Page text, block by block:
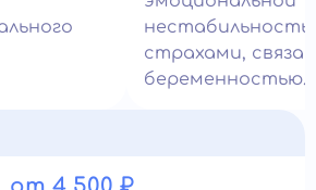
страхами,
беременностью.